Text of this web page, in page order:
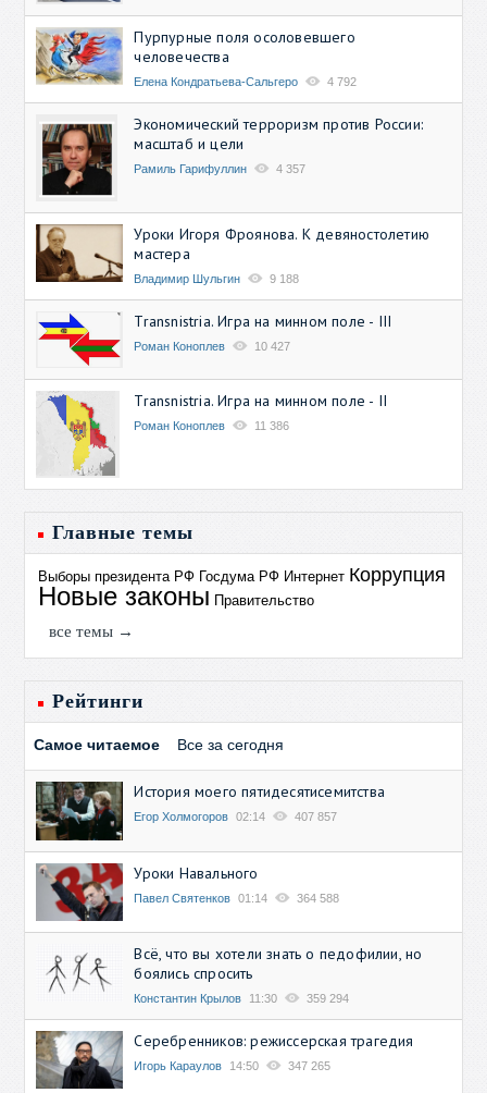
Пурпурные поля осоловевшего
человечества
Елена Кондратьева-Сальгеро 4 792
Экономический терроризм против России:
масштаб и цели
Рамиль Гарифуллин 4 357
Уроки Игоря Фроянова. К девяностолетию
мастера
Владимир Шульгин 9 188
Transnistria. Игра на минном поле - III
Роман Коноплев 10 427
Transnistria. Игра на минном поле - II
Роман Коноплев 11 386
Главные темы
Выборы президента РФ Госдума РФ Интернет Коррупция
Новые законы Правительство
все темы →
Рейтинги
Самое читаемое Все за сегодня
История моего пятидесятисемитства
Егор Холмогоров 02:14 407 857
Уроки Навального
Павел Святенков 01:14 364 588
Всё, что вы хотели знать о педофилии, но
боялись спросить
Константин Крылов 11:30 359 294
Серебренников: режиссерская трагедия
Игорь Караулов 14:50 347 265